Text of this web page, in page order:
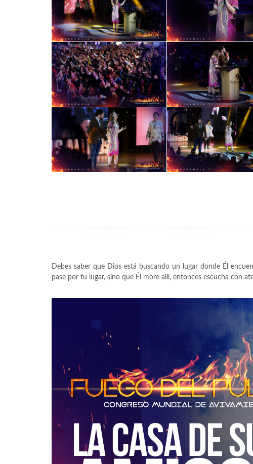
Debes saber que Dios está buscando un lugar donde Él
pase por tu lugar, sino que Él more allí, entonces escucha con